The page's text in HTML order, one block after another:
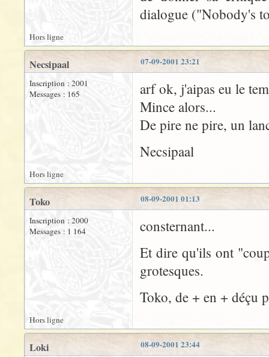
dialogue ("Nobody's
Hors ligne
07-09-2001 23:21
Necsipaal
Inscription : 2001
Messages : 165
arf ok, j'aipas eu le
Mince alors...
De pire ne pire, un
Necsipaal
Hors ligne
08-09-2001 01:13
Toko
Inscription : 2000
Messages : 1 164
consternant...
Et dire qu'ils ont
grotesques.
Toko, de + en + déçu
Hors ligne
08-09-2001 23:44
Loki